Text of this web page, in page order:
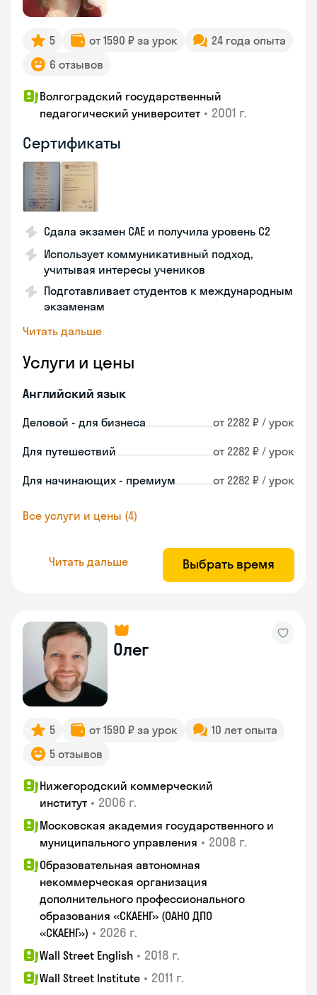
5 от 1590 ₽ за урок
24 года опыта
6 отзывов
Волгоградский государственный
педагогический университет • 2001 г.
Сертификаты
Сдала экзамен CAE и получила уровень С2
Использует коммуникативный подход,
учитывая интересы учеников
Подготавливает студентов к международным
экзаменам
Читать дальше
Услуги и цены
Английский язык
Деловой - для бизнеса от 2282 ₽ / урок
Для путешествий от 2282 ₽ / урок
Для начинающих - премиум от 2282 ₽ / урок
Все услуги и цены (4)
Читать дальше Выбрать время
Олег
5 от 1590 ₽ за урок
10 лет опыта
5 отзывов
Нижегородский коммерческий
институт • 2006 г.
Московская академия государственного и
муниципального управления • 2008 г.
Образовательная автономная
некоммерческая организация
дополнительного профессионального
образования «СКАЕНГ» (ОАНО ДПО
«СКАЕНГ») • 2026 г.
Wall Street English • 2018 г.
Wall Street Institute • 2011 г.